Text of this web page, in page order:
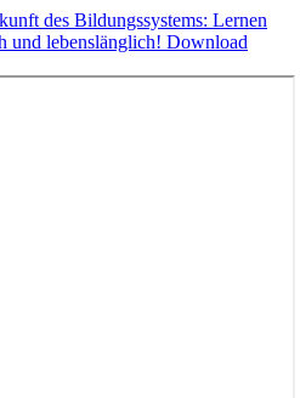
des Bildungssystems: Lernen
und lebenslänglich! Download